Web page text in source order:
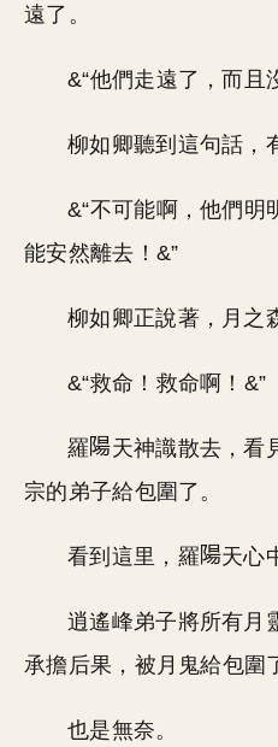
遠了。
&“他們走遠了，而且
柳如卿聽到這句話，
&“不可能啊，他們明
能安然離去！&”
柳如卿正說著，月之
&“救命！救命啊！&”
羅
天神識散去，看
宗的弟子給包圍了。
看到這里，羅 天心
逍遙峰弟子將所有月
承擔后果，被月鬼給包圍
也是無奈。